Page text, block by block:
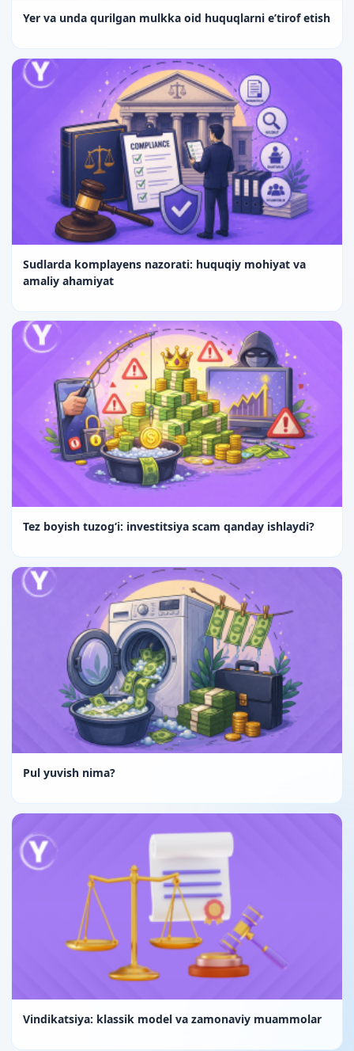
Yer va unda qurilgan mulkka oid huquqlarni e’tirof etish
Sudlarda komplayens nazorati: huquqiy mohiyat va
amaliy ahamiyat
Tez boyish tuzog‘i: investitsiya scam qanday ishlaydi?
Pul yuvish nima?
Vindikatsiya: klassik model va zamonaviy muammolar